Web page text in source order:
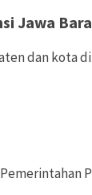
Jawa
dan kota